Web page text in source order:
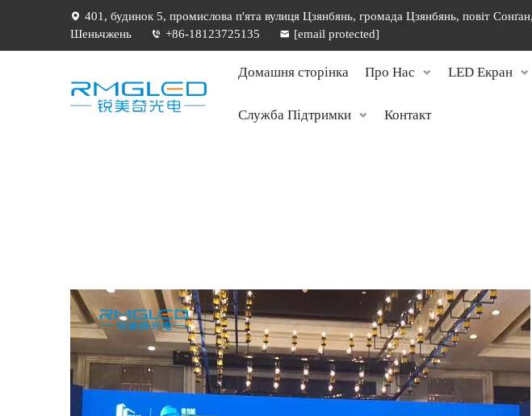
401, будинок 5, промислова п'ята вулиця Цзянбянь, громада Цзянбянь, повіт
Шеньчжень
+86-18123725135 [email protected]
Домашня сторінка Про Нас LED Екран
Служба Підтримки Контакт